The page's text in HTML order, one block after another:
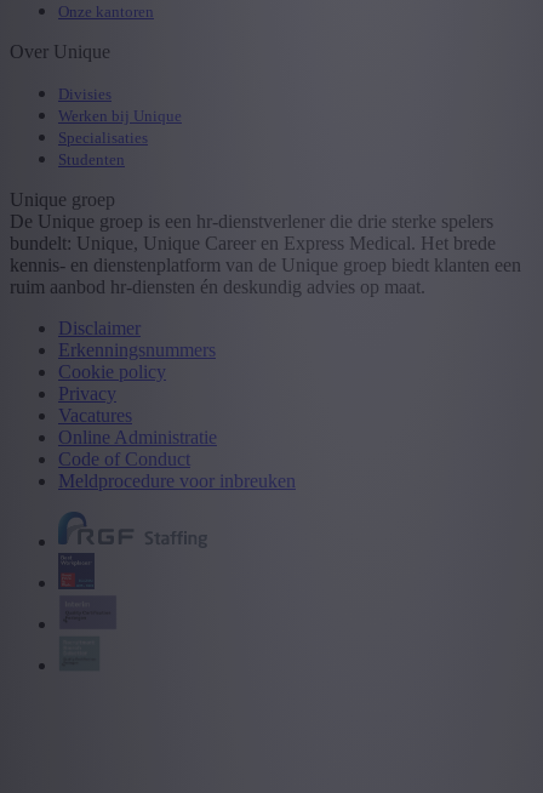
Onze kantoren
Over Unique
Divisies
Werken bij Unique
Specialisaties
Studenten
Unique groep
De Unique groep is een hr-dienstverlener die drie sterke spelers
bundelt: Unique, Unique Career en Express Medical. Het brede
kennis- en dienstenplatform van de Unique groep biedt klanten een
ruim aanbod hr-diensten én deskundig advies op maat.
Disclaimer
Erkenningsnummers
Cookie policy
Privacy
Vacatures
Online Administratie
Code of Conduct
Meldprocedure voor inbreuken